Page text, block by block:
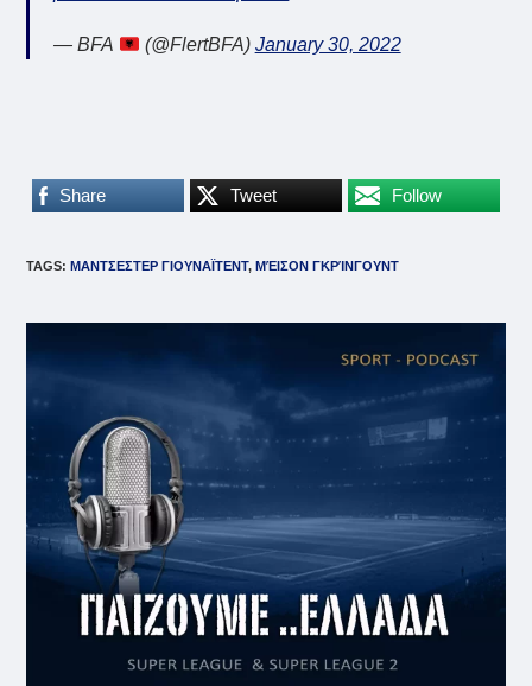
— BFA (@FlertBFA) January 30, 2022
Share Tweet Follow
TAGS: ΜΑΝΤΣΕΣΤΕΡ ΓΙΟΥΝΑΪΤΕΝΤ, ΜΈΙΣΟΝ ΓΚΡΊΝΓΟΥΝΤ